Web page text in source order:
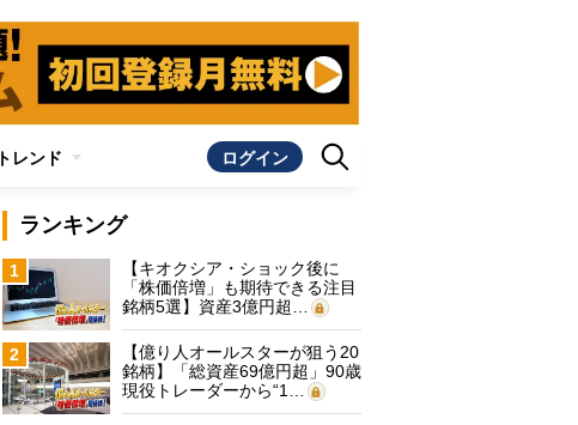
トレンド ログイン
ランキング
1
【キオクシア・ショック後に
「株価倍増」も期待できる注目
銘柄5選】資産3億円超…
2
【億り人オールスターが狙う20
銘柄】「総資産69億円超」90歳
現役トレーダーから“1…